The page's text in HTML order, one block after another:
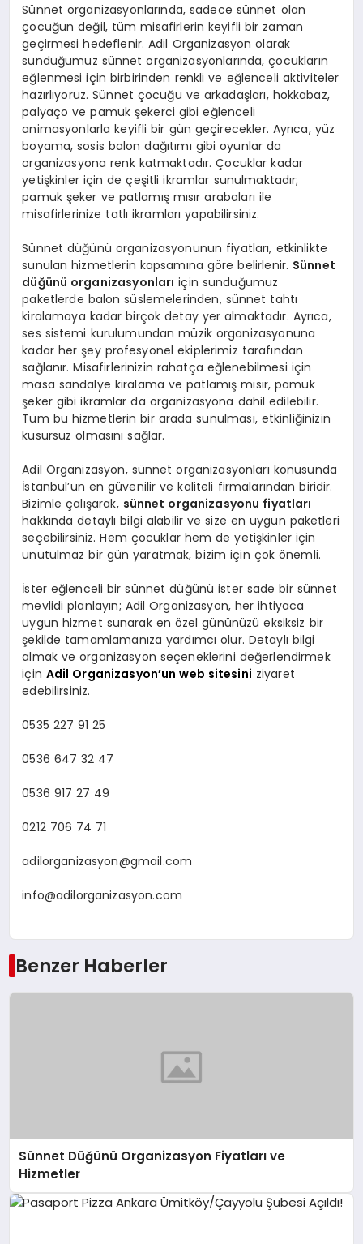
Sünnet organizasyonlarında, sadece sünnet olan
çocuğun değil, tüm misafirlerin keyifli bir zaman
geçirmesi hedeflenir. Adil Organizasyon olarak
sunduğumuz sünnet organizasyonlarında, çocukların
eğlenmesi için birbirinden renkli ve eğlenceli aktiviteler
hazırlıyoruz. Sünnet çocuğu ve arkadaşları, hokkabaz,
palyaço ve pamuk şekerci gibi eğlenceli
animasyonlarla keyifli bir gün geçirecekler. Ayrıca, yüz
boyama, sosis balon dağıtımı gibi oyunlar da
organizasyona renk katmaktadır. Çocuklar kadar
yetişkinler için de çeşitli ikramlar sunulmaktadır;
pamuk şeker ve patlamış mısır arabaları ile
misafirlerinize tatlı ikramları yapabilirsiniz.
Sünnet düğünü organizasyonunun fiyatları, etkinlikte
sunulan hizmetlerin kapsamına göre belirlenir. Sünnet
düğünü organizasyonları için sunduğumuz
paketlerde balon süslemelerinden, sünnet tahtı
kiralamaya kadar birçok detay yer almaktadır. Ayrıca,
ses sistemi kurulumundan müzik organizasyonuna
kadar her şey profesyonel ekiplerimiz tarafından
sağlanır. Misafirlerinizin rahatça eğlenebilmesi için
masa sandalye kiralama ve patlamış mısır, pamuk
şeker gibi ikramlar da organizasyona dahil edilebilir.
Tüm bu hizmetlerin bir arada sunulması, etkinliğinizin
kusursuz olmasını sağlar.
Adil Organizasyon, sünnet organizasyonları konusunda
İstanbul’un en güvenilir ve kaliteli firmalarından biridir.
Bizimle çalışarak, sünnet organizasyonu fiyatları
hakkında detaylı bilgi alabilir ve size en uygun paketleri
seçebilirsiniz. Hem çocuklar hem de yetişkinler için
unutulmaz bir gün yaratmak, bizim için çok önemli.
İster eğlenceli bir sünnet düğünü ister sade bir sünnet
mevlidi planlayın; Adil Organizasyon, her ihtiyaca
uygun hizmet sunarak en özel gününüzü eksiksiz bir
şekilde tamamlamanıza yardımcı olur. Detaylı bilgi
almak ve organizasyon seçeneklerini değerlendirmek
için Adil Organizasyon’un web sitesini ziyaret
edebilirsiniz.
0535 227 91 25
0536 647 32 47
0536 917 27 49
0212 706 74 71
adilorganizasyon@gmail.com
info@adilorganizasyon.com
Benzer Haberler
Sünnet Düğünü Organizasyon Fiyatları ve
Hizmetler